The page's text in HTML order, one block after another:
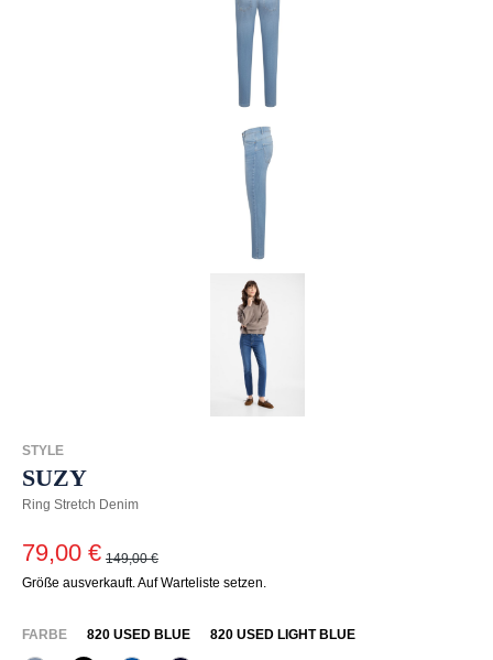
STYLE
SUZY
Ring Stretch Denim
79,00 € 149,00 €
Größe ausverkauft. Auf Warteliste setzen.
FARBEAUSWÄHLEN
820 USED BLUE 820 USED LIGHT BLUE